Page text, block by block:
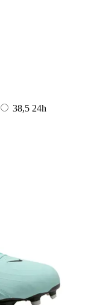
38,5 24h